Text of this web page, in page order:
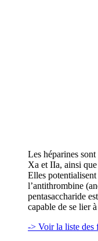
Les héparines
Xa et IIa, ainsi
Elles
l’antithrombine
pentasaccharide
capable de se lier
-> Voir la liste des